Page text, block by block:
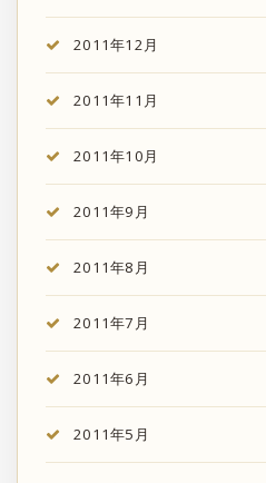
2011年12月
2011年11月
2011年10月
2011年9月
2011年8月
2011年7月
2011年6月
2011年5月